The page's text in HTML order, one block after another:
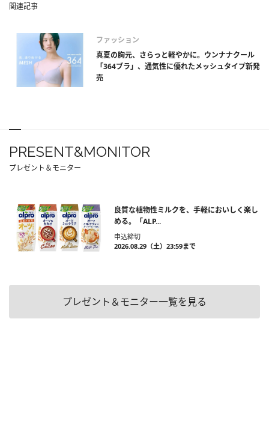
関連記事
ファッション
真夏の胸元、さらっと軽やかに。ウンナナクール
「364ブラ」、通気性に優れたメッシュタイプ新発
売
PRESENT&MONITOR
プレゼント＆モニター
良質な植物性ミルクを、手軽においしく楽し
める。「ALP...
申込締切
2026.08.29（土）23:59まで
プレゼント＆モニター一覧を見る